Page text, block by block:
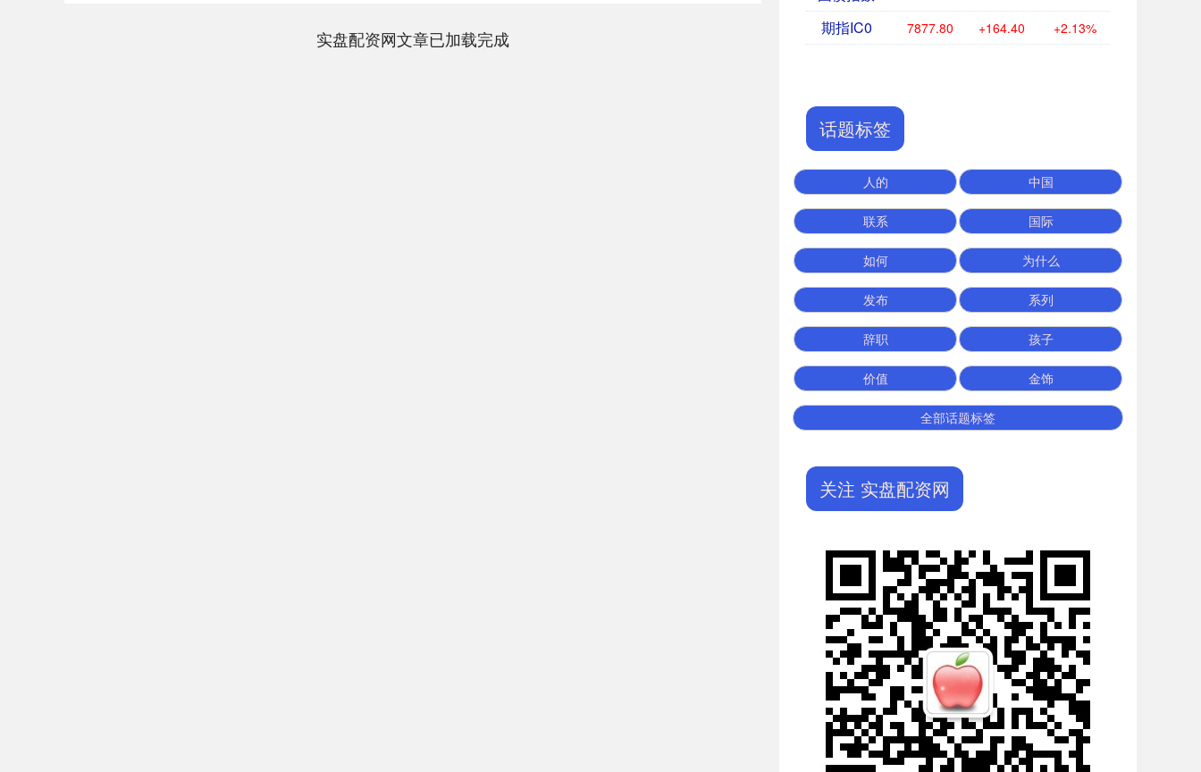
实盘配资网文章已加载完成 期指IC0 7877.80 +164.40 +2.13%
话题标签
人的 中国
联系 国际
如何 为什么
发布 系列
辞职 孩子
价值 金饰
全部话题标签
关注 实盘配资网